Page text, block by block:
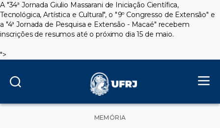
A "34ª Jornada Giulio Massarani de Iniciação Científica,
Tecnológica, Artística e Cultural", o "9º Congresso de Extensão" e
a "4ª Jornada de Pesquisa e Extensão - Macaé" recebem
inscrições de resumos até o próximo dia 15 de maio.
">
Categorias
MEMÓRIA